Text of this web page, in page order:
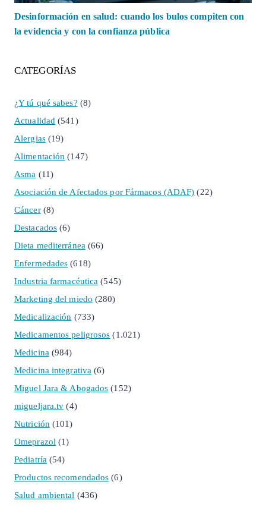
Desinformación en salud: cuando los bulos compiten con
la evidencia y con la confianza pública
CATEGORÍAS
¿Y tú qué sabes? (8)
Actualidad (541)
Alergias(19)
Alimentación (147)
Asma (11)
Asociación de Afectados por Fármacos (ADAF) (22)
Cáncer(8)
Destacados (6)
Dieta mediterránea (66)
Enfermedades (618)
Industria farmacéutica (545)
Marketing del miedo (280)
Medicalización (733)
Medicamentos peligrosos (1.021)
Medicina (984)
Medicina integrativa (6)
Miguel Jara & Abogados (152)
migueljara.tv (4)
Nutrición (101)
Omeprazol (1)
Pediatría (54)
Productos recomendados (6)
Salud ambiental (436)